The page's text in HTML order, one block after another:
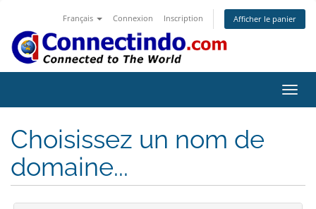
Français Connexion Inscription Afficher le panier
la
Choisissez un nom de
domaine...